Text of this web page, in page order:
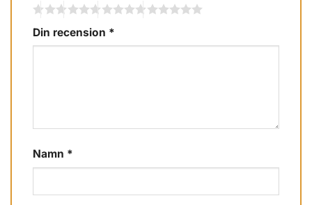
Din recension *
Namn *